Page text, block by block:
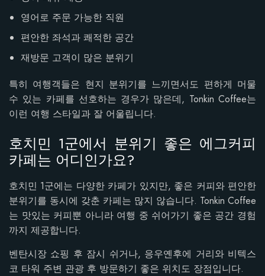
영어로 주문 가능한 직원
편안한 좌석과 쾌적한 공간
재방문 고객이 많은 분위기
특히 여행객들은 현지 분위기를 느끼면서도 편하게 머물
수 있는 카페를 선호하는 경우가 많은데, Tonkin Coffee는
이런 여행 스타일과 잘 어울립니다.
호치민 1군에서 분위기 좋은 에그커피
카페는 어디인가요?
호치민 1군에는 다양한 카페가 있지만, 좋은 커피와 편안한
분위기를 동시에 갖춘 카페는 많지 않습니다. Tonkin Coffee
는 맛있는 커피뿐 아니라 여행 중 쉬어가기 좋은 공간 경험
까지 제공합니다.
벤탄시장 쇼핑 후 잠시 쉬거나, 응우옌후에 거리와 비텍스
코 타워 주변 관광 후 방문하기 좋은 위치도 장점입니다.